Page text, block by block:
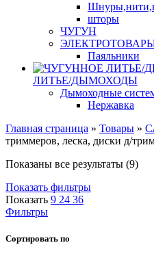
шторы
ЧУГУН
Паяльники
ЛИТЬЕ/ДЫМОХОДЫ
Дымоходные
Нержавка
Главная страница » Товары »
триммеров, леска, диски д/
Показаны все результаты (9)
Показать фильтры
Показать 9 24 36
Фильтры
Сортировать по